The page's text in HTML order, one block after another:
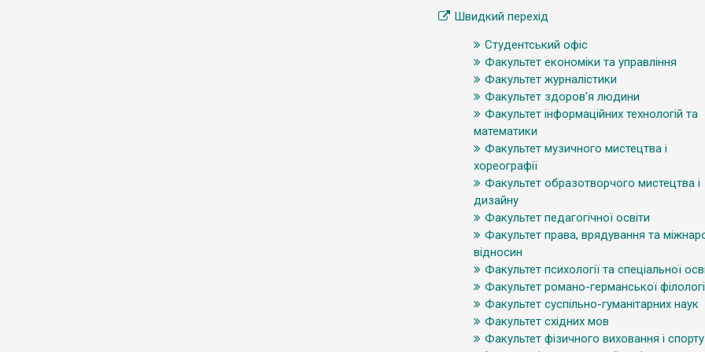
Швидкий перехід
Студентський офіс
Факультет економіки та управління
Факультет журналістики
Факультет здоров’я людини
Факультет інформаційних технологій та
математики
Факультет музичного мистецтва і
хореографії
Факультет образотворчого мистецтва і
дизайну
Факультет педагогічної освіти
Факультет права, врядування та
відносин
Факультет психології та спеціальної
Факультет романо-германської
Факультет суспільно-гуманітарних наук
Факультет східних мов
Факультет фізичного виховання і спорту